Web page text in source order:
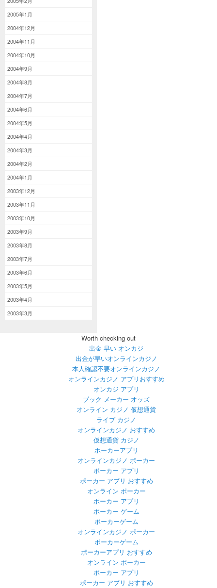
2005年1月
2004年12月
2004年11月
2004年10月
2004年9月
2004年8月
2004年7月
2004年6月
2004年5月
2004年4月
2004年3月
2004年2月
2004年1月
2003年12月
2003年11月
2003年10月
2003年9月
2003年8月
2003年7月
2003年6月
2003年5月
2003年4月
2003年3月
Worth checking out
出金 早い オンカジ
出金が早いオンラインカジノ
本人確認不要オンラインカジノ
オンラインカジノ アプリおすすめ
オンカジ アプリ
ブック メーカー オッズ
オンライン カジノ 仮想通貨
ライブ カジノ
オンラインカジノ おすすめ
仮想通貨 カジノ
ポーカーアプリ
オンラインカジノ ポーカー
ポーカー アプリ
ポーカー アプリ おすすめ
オンライン ポーカー
ポーカー アプリ
ポーカー ゲーム
ポーカーゲーム
オンラインカジノ ポーカー
ポーカーゲーム
ポーカーアプリ おすすめ
オンライン ポーカー
ポーカー アプリ
ポーカー アプリ おすすめ